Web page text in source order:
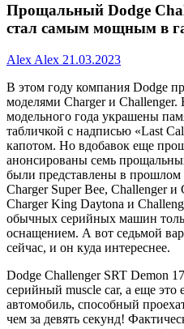
Прощальный Dodge
стал самым мощным в
Alex Alex 21.03.2023
В этом году компания Dodge
моделями Charger и
модельного года украшены
табличкой с надписью «Last
капотом. Но вдобавок еще
анонсированы семь
были представлены в прошлом
Charger Super Bee, Challenger и
Charger King Daytona и
обычных серийных машин
оснащением. А вот седьмой
сейчас, и он куда интереснее.
Dodge Challenger SRT Demon
серийный muscle car, а еще это
автомобиль, способный
чем за девять секунд!